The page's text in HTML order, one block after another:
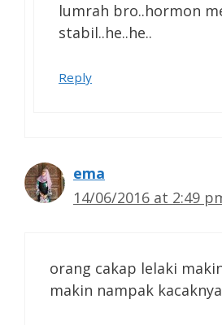
lumrah bro..hormon
stabil..he..he..
Reply
ema
14/06/2016 at 2:49
orang cakap lelaki
makin nampak